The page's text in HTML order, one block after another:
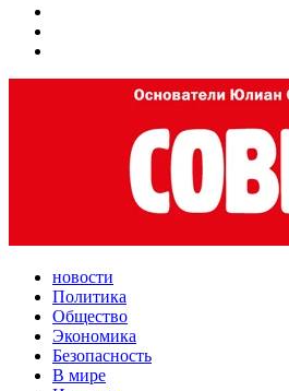
новости
Политика
Общество
Экономика
Безопасность
В мире